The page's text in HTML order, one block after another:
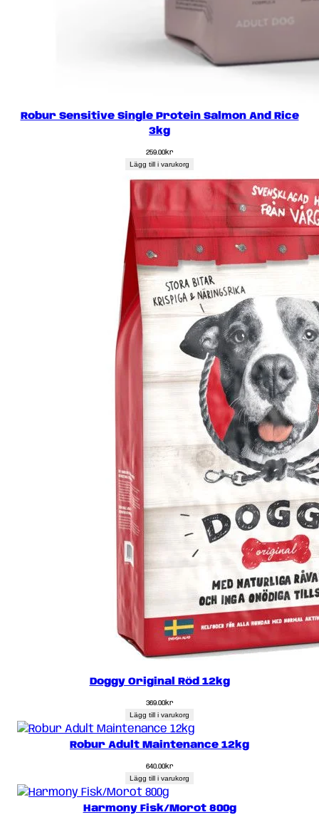
Robur Sensitive Single Protein Salmon And Rice
3kg
259.00kr
Lägg till i varukorg
Doggy Original Röd 12kg
369.00kr
Lägg till i varukorg
Robur Adult Maintenance 12kg
640.00kr
Lägg till i varukorg
Harmony Fisk/Morot 800g